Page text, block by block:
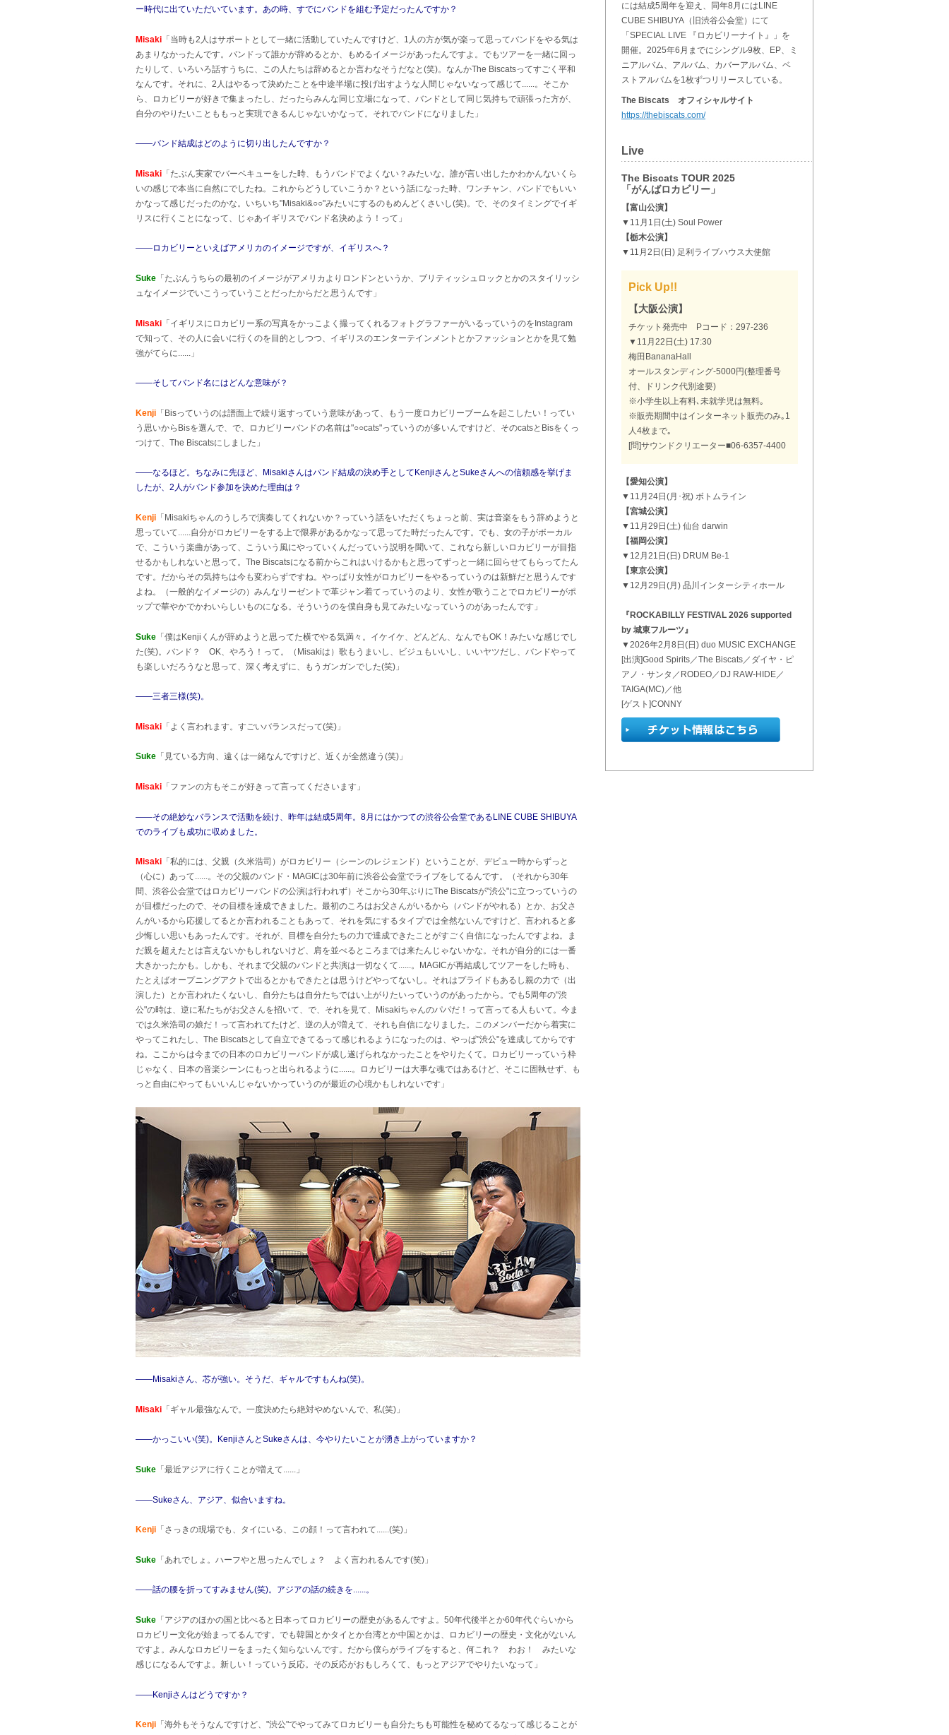
ー時代に出ていただいています。あの時、すでにバンドを組む予定だったんですか？
Misaki 「当時も2人はサポートとして一緒に活動していたんですけど、1人の方が気が楽って思ってバンドをやる気は
あまりなかったんです。バンドって誰かが辞めるとか、もめるイメージがあったんですよ。でもツアーを一緒に回っ
たりして、いろいろ話すうちに、この人たちは辞めるとか言わなそうだなと(笑)。なんかThe Biscatsってすごく平和
なんです。それに、2人はやるって決めたことを中途半場に投げ出すような人間じゃないなって感じて......。そこか
ら、ロカビリーが好きで集まったし、だったらみんな同じ立場になって、バンドとして同じ気持ちで頑張った方が、
自分のやりたいことももっと実現できるんじゃないかなって。それでバンドになりました」
――バンド結成はどのように切り出したんですか？
Misaki 「たぶん実家でバーベキューをした時、もうバンドでよくない？みたいな。誰が言い出したかわかんないくら
いの感じで本当に自然にでしたね。これからどうしていこうか？という話になった時、ワンチャン、バンドでもいい
かなって感じだったのかな。いちいち"Misaki&○○"みたいにするのもめんどくさいし(笑)。で、そのタイミングでイギ
リスに行くことになって、じゃあイギリスでバンド名決めよう！って」
――ロカビリーといえばアメリカのイメージですが、イギリスへ？
Suke 「たぶんうちらの最初のイメージがアメリカよりロンドンというか、ブリティッシュロックとかのスタイリッシ
ュなイメージでいこうっていうことだったからだと思うんです」
Misaki 「イギリスにロカビリー系の写真をかっこよく撮ってくれるフォトグラファーがいるっていうのをInstagram
で知って、その人に会いに行くのを目的としつつ、イギリスのエンターテインメントとかファッションとかを見て勉
強がてらに......」
――そしてバンド名にはどんな意味が？
Kenji 「Bisっていうのは譜面上で繰り返すっていう意味があって、もう一度ロカビリーブームを起こしたい！ってい
う思いからBisを選んで、で、ロカビリーバンドの名前は"○○cats"っていうのが多いんですけど、そのcatsとBisをくっ
つけて、The Biscatsにしました」
――なるほど。ちなみに先ほど、Misakiさんはバンド結成の決め手としてKenjiさんとSukeさんへの信頼感を挙げま
したが、2人がバンド参加を決めた理由は？
Kenji 「Misakiちゃんのうしろで演奏してくれないか？っていう話をいただくちょっと前、実は音楽をもう辞めようと
思っていて......自分がロカビリーをする上で限界があるかなって思ってた時だったんです。でも、女の子がボーカル
で、こういう楽曲があって、こういう風にやっていくんだっていう説明を聞いて、これなら新しいロカビリーが目指
せるかもしれないと思って。The Biscatsになる前からこれはいけるかもと思ってずっと一緒に回らせてもらってたん
です。だからその気持ちは今も変わらずですね。やっぱり女性がロカビリーをやるっていうのは新鮮だと思うんです
よね。（一般的なイメージの）みんなリーゼントで革ジャン着てっていうのより、女性が歌うことでロカビリーがポ
ップで華やかでかわいらしいものになる。そういうのを僕自身も見てみたいなっていうのがあったんです」
Suke 「僕はKenjiくんが辞めようと思ってた横でやる気満々。イケイケ、どんどん、なんでもOK！みたいな感じでし
た(笑)。バンド？ OK、やろう！って。（Misakiは）歌もうまいし、ビジュもいいし、いいヤツだし、バンドやって
も楽しいだろうなと思って、深く考えずに、もうガンガンでした(笑)」
――三者三様(笑)。
Misaki 「よく言われます。すごいバランスだって(笑)」
Suke 「見ている方向、遠くは一緒なんですけど、近くが全然違う(笑)」
Misaki 「ファンの方もそこが好きって言ってくださいます」
――その絶妙なバランスで活動を続け、昨年は結成5周年。8月にはかつての渋谷公会堂であるLINE CUBE SHIBUYA
でのライブも成功に収めました。
Misaki 「私的には、父親（久米浩司）がロカビリー（シーンのレジェンド）ということが、デビュー時からずっと
（心に）あって......。その父親のバンド・MAGICは30年前に渋谷公会堂でライブをしてるんです。（それから30年
間、渋谷公会堂ではロカビリーバンドの公演は行われず）そこから30年ぶりにThe Biscatsが"渋公"に立つっていうの
が目標だったので、その目標を達成できました。最初のころはお父さんがいるから（バンドがやれる）とか、お父さ
んがいるから応援してるとか言われることもあって、それを気にするタイプでは全然ないんですけど、言われると多
少悔しい思いもあったんです。それが、目標を自分たちの力で達成できたことがすごく自信になったんですよね。ま
だ親を超えたとは言えないかもしれないけど、肩を並べるところまでは来たんじゃないかな。それが自分的には一番
大きかったかも。しかも、それまで父親のバンドと共演は一切なくて......。MAGICが再結成してツアーをした時も、
たとえばオープニングアクトで出るとかもできたとは思うけどやってないし。それはプライドもあるし親の力で（出
演した）とか言われたくないし、自分たちは自分たちではい上がりたいっていうのがあったから。でも5周年の"渋
公"の時は、逆に私たちがお父さんを招いて、で、それを見て、Misakiちゃんのパパだ！って言ってる人もいて。今ま
では久米浩司の娘だ！って言われてたけど、逆の人が増えて、それも自信になりました。このメンバーだから着実に
やってこれたし、The Biscatsとして自立できてるって感じれるようになったのは、やっぱ"渋公"を達成してからです
ね。ここからは今までの日本のロカビリーバンドが成し遂げられなかったことをやりたくて。ロカビリーっていう枠
じゃなく、日本の音楽シーンにもっと出られるように......。ロカビリーは大事な魂ではあるけど、そこに固執せず、も
っと自由にやってもいいんじゃないかっていうのが最近の心境かもしれないです」
――Misakiさん、芯が強い。そうだ、ギャルですもんね(笑)。
Misaki 「ギャル最強なんで。一度決めたら絶対やめないんで、私(笑)」
――かっこいい(笑)。KenjiさんとSukeさんは、今やりたいことが湧き上がっていますか？
Suke 「最近アジアに行くことが増えて......」
――Sukeさん、アジア、似合いますね。
Kenji 「さっきの現場でも、タイにいる、この顔！って言われて......(笑)」
Suke 「あれでしょ。ハーフやと思ったんでしょ？ よく言われるんです(笑)」
――話の腰を折ってすみません(笑)。アジアの話の続きを......。
Suke 「アジアのほかの国と比べると日本ってロカビリーの歴史があるんですよ。50年代後半とか60年代ぐらいから
ロカビリー文化が始まってるんです。でも韓国とかタイとか台湾とか中国とかは、ロカビリーの歴史・文化がないん
ですよ。みんなロカビリーをまったく知らないんです。だから僕らがライブをすると、何これ？ わお！ みたいな
感じになるんですよ。新しい！っていう反応。その反応がおもしろくて、もっとアジアでやりたいなって」
――Kenjiさんはどうですか？
Kenji 「海外もそうなんですけど、"渋公"でやってみてロカビリーも自分たちも可能性を秘めてるなって感じることが
には結成5周年を迎え、同年8月にはLINE
CUBE SHIBUYA（旧渋谷公会堂）にて
「SPECIAL LIVE 『ロカビリーナイト』」を
開催。2025年6月までにシングル9枚、EP、ミ
ニアルバム、アルバム、カバーアルバム、ベ
ストアルバムを1枚ずつリリースしている。
The Biscats オフィシャルサイト
https://thebiscats.com/
Live
The Biscats TOUR 2025
「がんばロカビリー」
【富山公演】
▼11月1日(土) Soul Power
【栃木公演】
▼11月2日(日) 足利ライブハウス大使館
Pick Up!!
【大阪公演】
チケット発売中 Pコード：297-236
▼11月22日(土) 17:30
梅田BananaHall
オールスタンディング-5000円(整理番号
付、ドリンク代別途要)
※小学生以上有料､未就学児は無料｡
※販売期間中はインターネット販売のみ｡1
人4枚まで｡
[問]サウンドクリエーター■06-6357-4400
【愛知公演】
▼11月24日(月･祝) ボトムライン
【宮城公演】
▼11月29日(土) 仙台 darwin
【福岡公演】
▼12月21日(日) DRUM Be-1
【東京公演】
▼12月29日(月) 品川インターシティホール
『ROCKABILLY FESTIVAL 2026 supported
by 城東フルーツ』
▼2026年2月8日(日) duo MUSIC EXCHANGE
[出演]Good Spirits／The Biscats／ダイヤ・ピ
アノ・サンタ／RODEO／DJ RAW-HIDE／
TAIGA(MC)／他
[ゲスト]CONNY